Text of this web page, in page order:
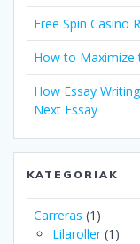
Free Spin Casino
How to Maximize
How Essay
Next Essay
KATEGORIAK
Carreras (1)
Lilaroller(1)